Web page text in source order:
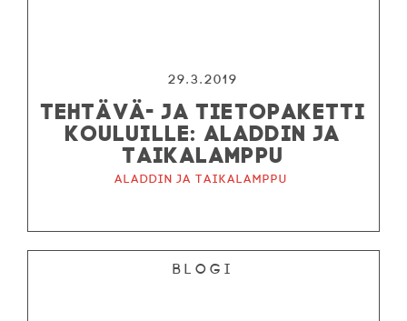
29.3.2019
TEHTÄVÄ- JA TIETOPAKETTI
KOULUILLE: ALADDIN JA
TAIKALAMPPU
Aladdin ja taikalamppu
Blogi